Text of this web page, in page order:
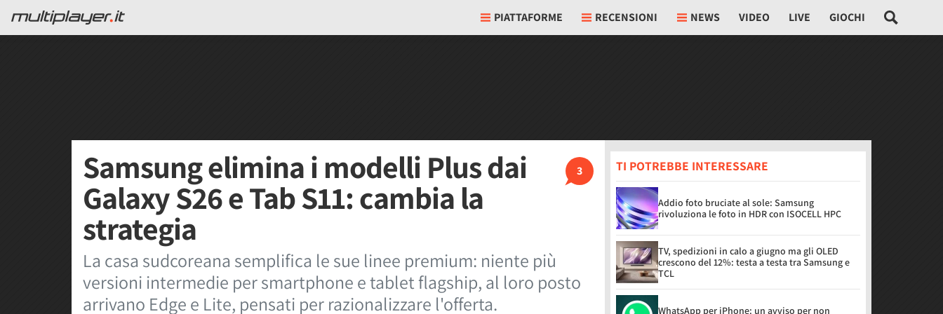
PIATTAFORME RECENSIONI NEWS VIDEO LIVE GIOCHI
3
Samsung elimina i modelli Plus dai
Galaxy S26 e Tab S11: cambia la
strategia
La casa sudcoreana semplifica le sue linee premium: niente più
versioni intermedie per smartphone e tablet flagship, al loro posto
arrivano Edge e Lite, pensati per razionalizzare l'offerta.
TI POTREBBE INTERESSARE
Addio foto bruciate al sole: Samsung
rivoluziona le foto in HDR con ISOCELL HPC
TV, spedizioni in calo a giugno ma gli OLED
crescono del 12%: testa a testa tra Samsung e
TCL
WhatsApp per iPhone: un avviso per non